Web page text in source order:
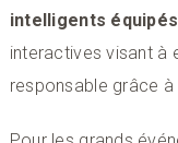
intelligents
interactives visant à
responsable grâce à